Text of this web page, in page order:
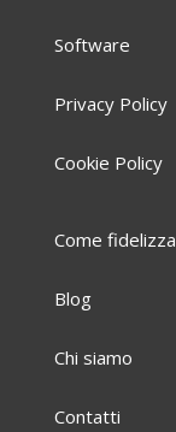
Software
Privacy Policy
Cookie Policy
Come
Blog
Chi siamo
Contatti